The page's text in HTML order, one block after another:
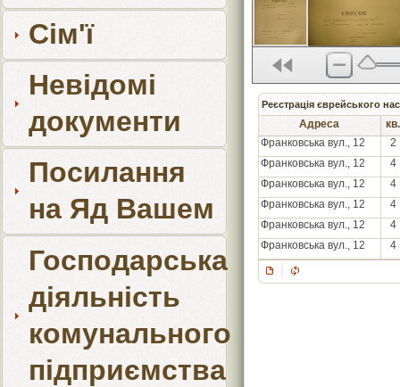
Сім'ї
Невідомі
документи
Посилання
на Яд Вашем
Господарська
діяльність
комунального
підприємства
Реєстрація єврейського
Адреса
кв.
Франковська вул., 12
2
Франковська вул., 12
4
Франковська вул., 12
4
Франковська вул., 12
4
Франковська вул., 12
4
Франковська вул., 12
4